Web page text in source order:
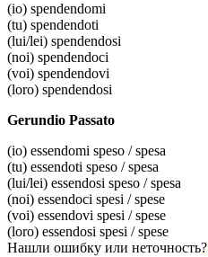
(io) spendendomi
(tu) spendendoti
(lui/lei) spendendosi
(noi) spendendoci
(voi) spendendovi
(loro) spendendosi
Gerundio Passato
(io) essendomi speso / spesa
(tu) essendoti speso / spesa
(lui/lei) essendosi speso / spesa
(noi) essendoci spesi / spese
(voi) essendovi spesi / spese
(loro) essendosi spesi / spese
Нашли ошибку или неточность?